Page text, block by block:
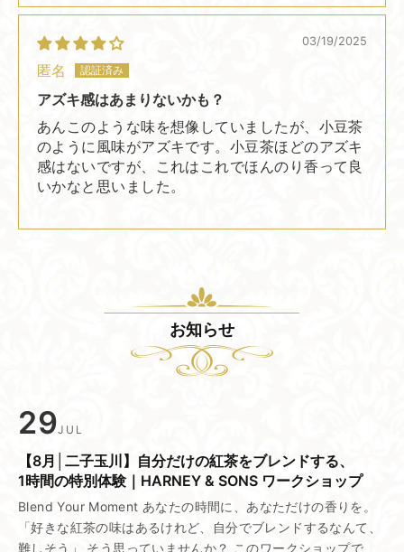
03/19/2025
匿名
アズキ感はあまりないかも？
あんこのような味を想像していましたが、小豆茶
のように風味がアズキです。小豆茶ほどのアズキ
感はないですが、これはこれでほんのり香って良
いかなと思いました。
お知らせ
29JUL
【8月│二子玉川】自分だけの​紅茶を​ブレンドする、​
1時間の​特別体験｜HARNEY & SONS ワークショップ
Blend Your Moment あなたの時間に、あなただけの香りを。
「好きな紅茶の味はあるけれど、自分でブレンドするなんて、
難しそう」 そう思っていませんか？ このワークショップで